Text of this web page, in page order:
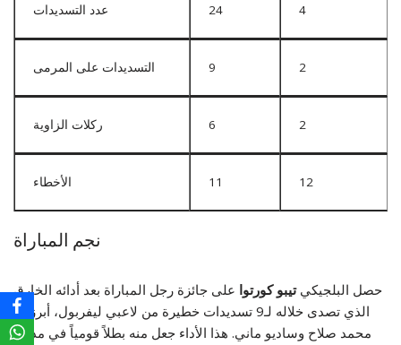
عدد التسديدات 24 4
التسديدات على المرمى 9 2
ركلات الزاوية 6 2
الأخطاء 11 12
نجم المباراة
حصل البلجيكيتيبو كورتوا على جائزة رجل المباراة بعد أدائه الخارق
الذي تصدى خلاله لـ9 تسديدات خطيرة من لاعبي ليفربول، أبرزهم
محمد صلاح وساديو ماني. هذا الأداء جعل منه بطلاً قومياً في مدريد